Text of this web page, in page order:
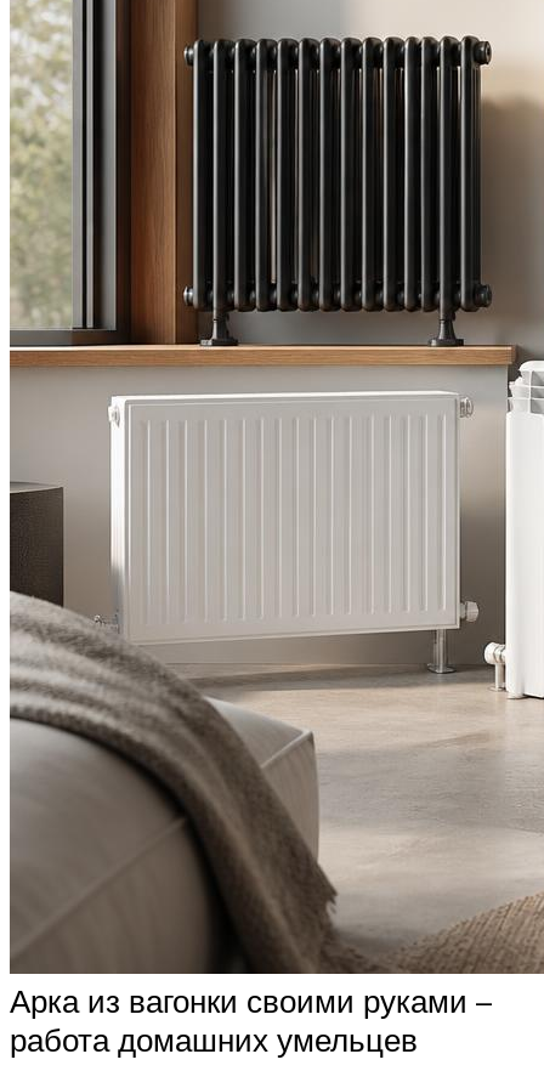
Арка из вагонки своими руками –
работа домашних умельцев